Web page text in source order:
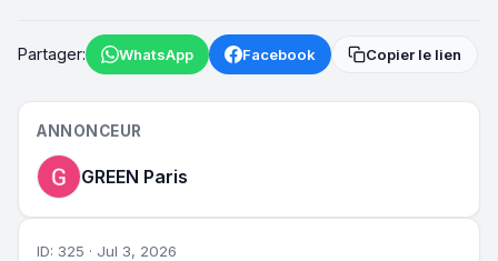
Partager: WhatsApp Facebook Copier le lien
ANNONCEUR
GREEN Paris
ID: 325 · Jul 3, 2026